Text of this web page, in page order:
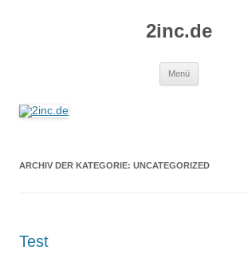
2inc.de
Menü
ARCHIV DER KATEGORIE: UNCATEGORIZED
Test